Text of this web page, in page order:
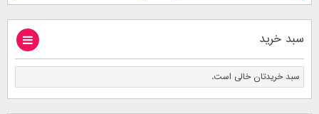
سبد خرید
سبد خریدتان خالی است.